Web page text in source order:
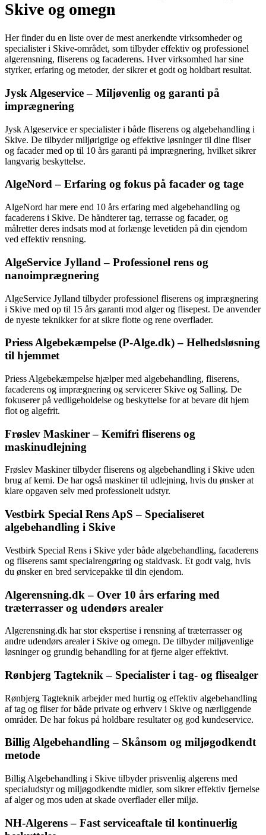
Skive og omegn
Her finder du en liste over de mest anerkendte virksomheder og
specialister i Skive-området, som tilbyder effektiv og professionel
algerensning, fliserens og facaderens. Hver virksomhed har sine
styrker, erfaring og metoder, der sikrer et godt og holdbart resultat.
Jysk Algeservice – Miljøvenlig og garanti på
imprægnering
Jysk Algeservice er specialister i både fliserens og algebehandling i
Skive. De tilbyder miljørigtige og effektive løsninger til dine fliser
og facader med op til 10 års garanti på imprægnering, hvilket sikrer
langvarig beskyttelse.
AlgeNord – Erfaring og fokus på facader og tage
AlgeNord har mere end 10 års erfaring med algebehandling og
facaderens i Skive. De håndterer tag, terrasse og facader, og
målretter deres indsats mod at forlænge levetiden på din ejendom
ved effektiv rensning.
AlgeService Jylland – Professionel rens og
nanoimprægnering
AlgeService Jylland tilbyder professionel fliserens og imprægnering
i Skive med op til 15 års garanti mod alger og flisepest. De anvender
de nyeste teknikker for at sikre flotte og rene overflader.
Priess Algebekæmpelse (P-Alge.dk) – Helhedsløsning
til hjemmet
Priess Algebekæmpelse hjælper med algebehandling, fliserens,
facaderens og imprægnering og servicerer Skive og Salling. De
fokuserer på vedligeholdelse og beskyttelse for at bevare dit hjem
flot og algefrit.
Frøslev Maskiner – Kemifri fliserens og
maskinudlejning
Frøslev Maskiner tilbyder fliserens og algebehandling i Skive uden
brug af kemi. De har også maskiner til udlejning, hvis du ønsker at
klare opgaven selv med professionelt udstyr.
Vestbirk Special Rens ApS – Specialiseret
algebehandling i Skive
Vestbirk Special Rens i Skive yder både algebehandling, facaderens
og fliserens samt specialrengøring og staldvask. Et godt valg, hvis
du ønsker en bred servicepakke til din ejendom.
Algerensning.dk – Over 10 års erfaring med
træterrasser og udendørs arealer
Algerensning.dk har stor ekspertise i rensning af træterrasser og
andre udendørs arealer i Skive og omegn. De tilbyder miljøvenlige
løsninger og grundig behandling for at fjerne alger effektivt.
Rønbjerg Tagteknik – Specialister i tag- og flisealger
Rønbjerg Tagteknik arbejder med hurtig og effektiv algebehandling
af tag og fliser for både private og erhverv i Skive og nærliggende
områder. De har fokus på holdbare resultater og god kundeservice.
Billig Algebehandling – Skånsom og miljøgodkendt
metode
Billig Algebehandling i Skive tilbyder prisvenlig algerens med
specialudstyr og miljøgodkendte midler, som sikrer effektiv fjernelse
af alger og mos uden at skade overflader eller miljø.
NH-Algerens – Fast serviceaftale til kontinuerlig